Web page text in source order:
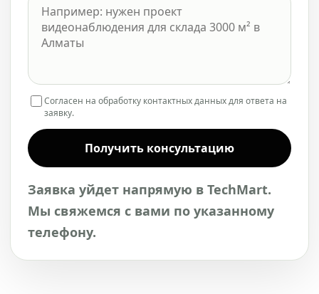
Согласен на обработку контактных данных для ответа на
заявку.
Получить консультацию
Заявка уйдет напрямую в TechMart.
Мы свяжемся с вами по указанному
телефону.